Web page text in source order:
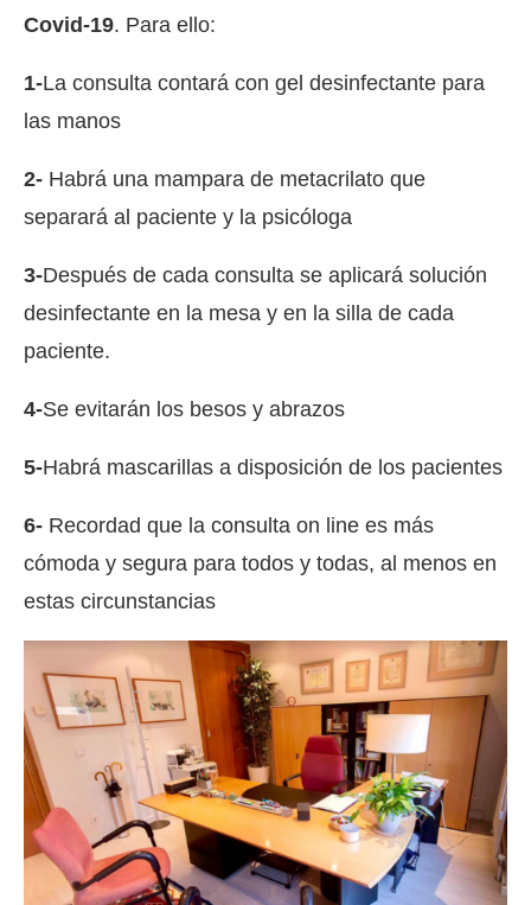
Covid-19. Para ello:
1-La consulta contará con gel desinfectante para
las manos
2- Habrá una mampara de metacrilato que
separará al paciente y la psicóloga
3-Después de cada consulta se aplicará solución
desinfectante en la mesa y en la silla de cada
paciente.
4-Se evitarán los besos y abrazos
5-Habrá mascarillas a disposición de los pacientes
6- Recordad que la consulta on line es más
cómoda y segura para todos y todas, al menos en
estas circunstancias